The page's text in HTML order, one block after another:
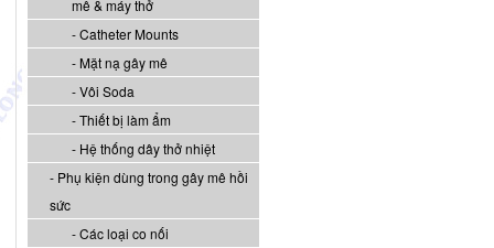
mê & máy thở
Catheter Mounts
Mặt nạ gây mê
Vôi Soda
Thiết bị làm ẩm
Hệ thống dây thở nhiệt
Phụ kiện dùng trong gây mê hồi
sức
Các loại co nối